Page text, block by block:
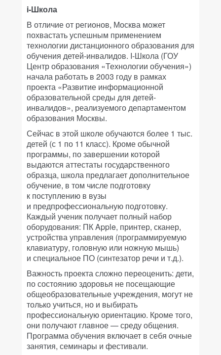
i-Школа
В отличие от регионов, Москва может
похвастать успешным применением
технологии дистанционного образования для
обучения детей-инвалидов. I-Школа (ГОУ
Центр образования «Технологии обучения»)
начала работать в 2003 году в рамках
проекта «Развитие информационной
образовательной среды для детей-
инвалидов», реализуемого департаментом
образования Москвы.
Сейчас в этой школе обучаются более 1 тыс.
детей (с 1 по 11 класс). Кроме обычной
программы, по завершении которой
выдаются аттестаты государственного
образца, школа предлагает дополнительное
обучение, в том числе подготовку
к поступлению в вузы
и предпрофессиональную подготовку.
Каждый ученик получает полный набор
оборудования: ПК Apple, принтер, сканер,
устройства управления (программируемую
клавиатуру, головную или ножную мышь)
и специальное ПО (синтезатор речи и т.д.).
Важность проекта сложно переоценить: дети,
по состоянию здоровья не посещающие
общеобразовательные учреждения, могут не
только учиться, но и выбирать
профессиональную ориентацию. Кроме того,
они получают главное — среду общения.
Программа обучения включает в себя очные
занятия, семинары и фестивали.